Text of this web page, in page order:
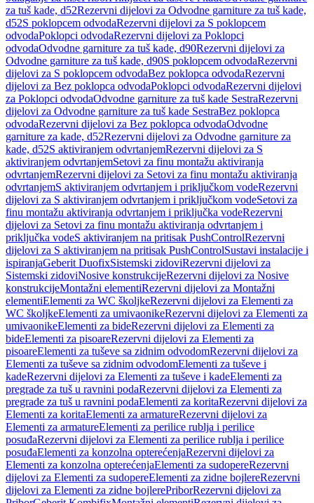
za tuš kade, d52Rezervni dijelovi za Odvodne garniture za tuš kade,
d52S poklopcem odvodaRezervni dijelovi za S poklopcem
odvodaPoklopci odvodaRezervni dijelovi za Poklopci
odvodaOdvodne garniture za tuš kade, d90Rezervni dijelovi za
Odvodne garniture za tuš kade, d90S poklopcem odvodaRezervni
dijelovi za S poklopcem odvodaBez poklopca odvodaRezervni
dijelovi za Bez poklopca odvodaPoklopci odvodaRezervni dijelovi
za Poklopci odvodaOdvodne garniture za tuš kade SestraRezervni
dijelovi za Odvodne garniture za tuš kade SestraBez poklopca
odvodaRezervni dijelovi za Bez poklopca odvodaOdvodne
garniture za kade, d52Rezervni dijelovi za Odvodne garniture za
kade, d52S aktiviranjem odvrtanjemRezervni dijelovi za S
aktiviranjem odvrtanjemSetovi za finu montažu aktiviranja
odvrtanjemRezervni dijelovi za Setovi za finu montažu aktiviranja
odvrtanjemS aktiviranjem odvrtanjem i priključkom vodeRezervni
dijelovi za S aktiviranjem odvrtanjem i priključkom vodeSetovi za
finu montažu aktiviranja odvrtanjem i priključka vodeRezervni
dijelovi za Setovi za finu montažu aktiviranja odvrtanjem i
priključka vodeS aktiviranjem na pritisak PushControlRezervni
dijelovi za S aktiviranjem na pritisak PushControlSustavi instalacije i
ispiranjaGeberit DuofixSistemski zidoviRezervni dijelovi za
Sistemski zidoviNosive konstrukcijeRezervni dijelovi za Nosive
konstrukcijeMontažni elementiRezervni dijelovi za Montažni
elementiElementi za WC školjkeRezervni dijelovi za Elementi za
WC školjkeElementi za umivaonikeRezervni dijelovi za Elementi za
umivaonikeElementi za bideRezervni dijelovi za Elementi za
bideElementi za pisoareRezervni dijelovi za Elementi za
pisoareElementi za tuševe sa zidnim odvodomRezervni dijelovi za
Elementi za tuševe sa zidnim odvodomElementi za tuševe i
kadeRezervni dijelovi za Elementi za tuševe i kadeElementi za
pregrade za tuš u ravnini podaRezervni dijelovi za Elementi za
pregrade za tuš u ravnini podaElementi za koritaRezervni dijelovi za
Elementi za koritaElementi za armatureRezervni dijelovi za
Elementi za armatureElementi za perilice rublja i perilice
posuđaRezervni dijelovi za Elementi za perilice rublja i perilice
posuđaElementi za konzolna opterećenjaRezervni dijelovi za
Elementi za konzolna opterećenjaElementi za sudopereRezervni
dijelovi za Elementi za sudopereElementi za zidne bojlereRezervni
dijelovi za Elementi za zidne bojlerePriborRezervni dijelovi za